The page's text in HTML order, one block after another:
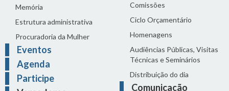
Memória
Estrutura administrativa
Procuradoria da Mulher
Eventos
Agenda
Participe
Comissões
Ciclo Orçamentário
Homenagens
Audiências Públicas, Visitas
Técnicas e Seminários
Distribuição do dia
Comunicação